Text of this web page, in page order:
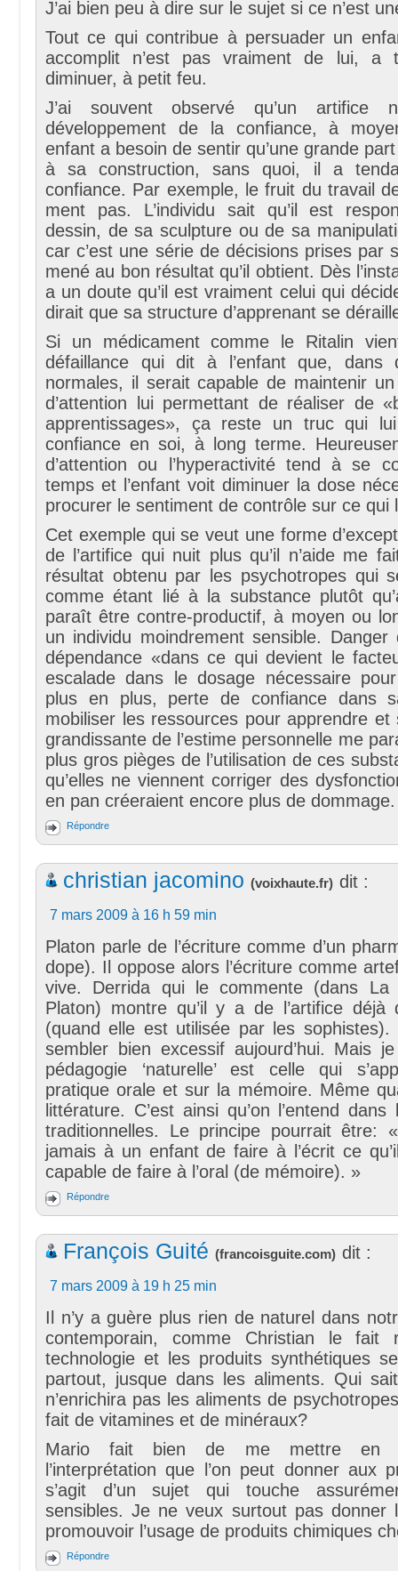
J’ai bien peu à dire sur le sujet si ce n’est
Tout ce qui contribue à persuader un
accomplit n’est pas vraiment de lui, a
diminuer, à petit feu.
J’ai souvent observé qu’un artifice
développement de la confiance, à
enfant a besoin de sentir qu’une grande
à sa construction, sans quoi, il a
confiance. Par exemple, le fruit du travail
ment pas. L’individu sait qu’il est
dessin, de sa sculpture ou de sa
car c’est une série de décisions prises par
mené au bon résultat qu’il obtient. Dès
a un doute qu’il est vraiment celui qui
dirait que sa structure d’apprenant se
Si un médicament comme le Ritalin
défaillance qui dit à l’enfant que, dans
normales, il serait capable de maintenir
d’attention lui permettant de réaliser de
apprentissages», ça reste un truc qui
confiance en soi, à long terme.
d’attention ou l’hyperactivité tend à se
temps et l’enfant voit diminuer la dose
procurer le sentiment de contrôle sur ce qui
Cet exemple qui se veut une forme
de l’artifice qui nuit plus qu’il n’aide me
résultat obtenu par les psychotropes qui
comme étant lié à la substance plutôt
paraît être contre-productif, à moyen ou
un individu moindrement sensible.
dépendance «dans ce qui devient le
escalade dans le dosage nécessaire
plus en plus, perte de confiance dans
mobiliser les ressources pour apprendre et
grandissante de l’estime personnelle me
plus gros pièges de l’utilisation de ces
qu’elles ne viennent corriger des
en pan créeraient encore plus de dommage.
Répondre
christian jacomino (voixhaute.fr) dit :
7 mars 2009 à 16 h 59 min
Platon parle de l’écriture comme d’un
dope). Il oppose alors l’écriture comme
vive. Derrida qui le commente (dans La
Platon) montre qu’il y a de l’artifice déjà
(quand elle est utilisée par les sophistes).
sembler bien excessif aujourd’hui. Mais
pédagogie ‘naturelle’ est celle qui
pratique orale et sur la mémoire. Même
littérature. C’est ainsi qu’on l’entend dans
traditionnelles. Le principe pourrait être:
jamais à un enfant de faire à l’écrit ce
capable de faire à l’oral (de mémoire). »
Répondre
François Guité (francoisguite.com) dit :
7 mars 2009 à 19 h 25 min
Il n’y a guère plus rien de naturel dans
contemporain, comme Christian le fait
technologie et les produits synthétiques
partout, jusque dans les aliments. Qui
n’enrichira pas les aliments de
fait de vitamines et de minéraux?
Mario fait bien de me mettre en
l’interprétation que l’on peut donner aux
s’agit d’un sujet qui touche
sensibles. Je ne veux surtout pas donner
promouvoir l’usage de produits chimiques
Répondre